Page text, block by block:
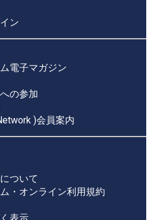
ン
電子マガジン
の参加
)会員案内
ついて
・オンライン利用規約